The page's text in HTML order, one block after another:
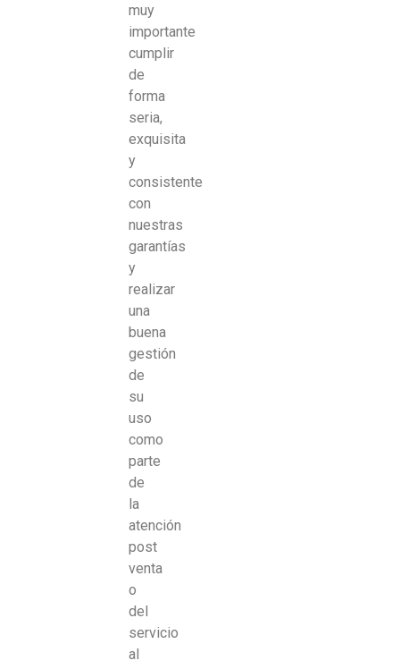
muy
importante
cumplir
de
forma
seria,
exquisita
y
consistente
con
nuestras
garantías
y
realizar
una
buena
gestión
de
su
uso
como
parte
de
la
atención
post
venta
o
del
servicio
al